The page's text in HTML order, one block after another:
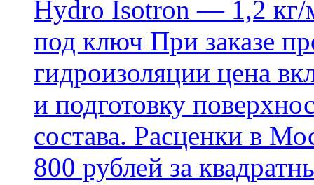
Hydro Isotron — 1,2 кг/
под ключ При заказе
гидроизоляции цена
и подготовку
состава. Расценки в
800 рублей за